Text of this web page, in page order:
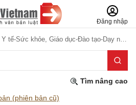
Đăng nhập
Y tế-Sức khỏe, Giáo dục-Đào tạo-Dạy nghề,
Tìm nâng cao
(phiên bản cũ)